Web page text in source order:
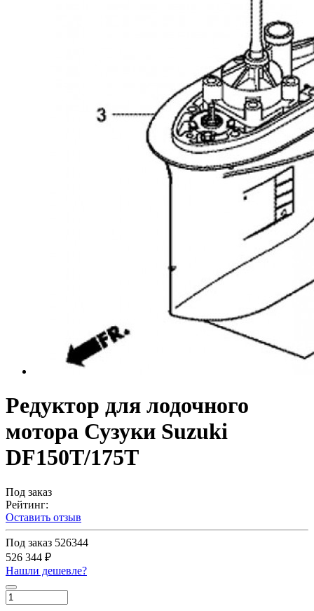
Редуктор для лодочного
мотора Сузуки Suzuki
DF150T/175T
Под заказ
Рейтинг:
Оставить отзыв
Под заказ 526344
526 344 ₽
Нашли дешевле?